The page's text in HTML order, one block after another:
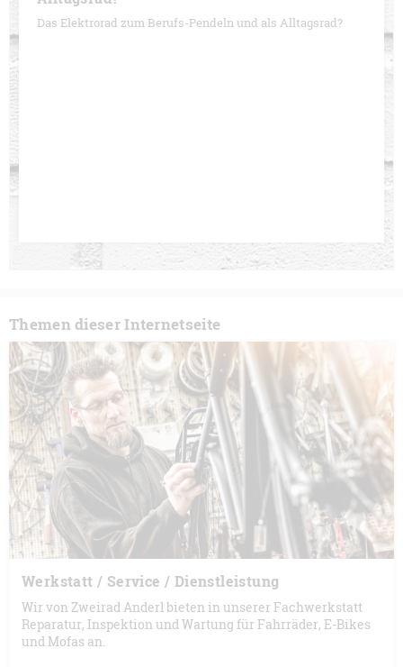
Das Elektrorad zum Berufs-Pendeln und als Alltagsrad?
Themen dieser Internetseite
Werkstatt / Service / Dienstleistung
Wir von Zweirad Anderl bieten in unserer Fachwerkstatt
Reparatur, Inspektion und Wartung für Fahrräder, E-Bikes
und Mofas an.